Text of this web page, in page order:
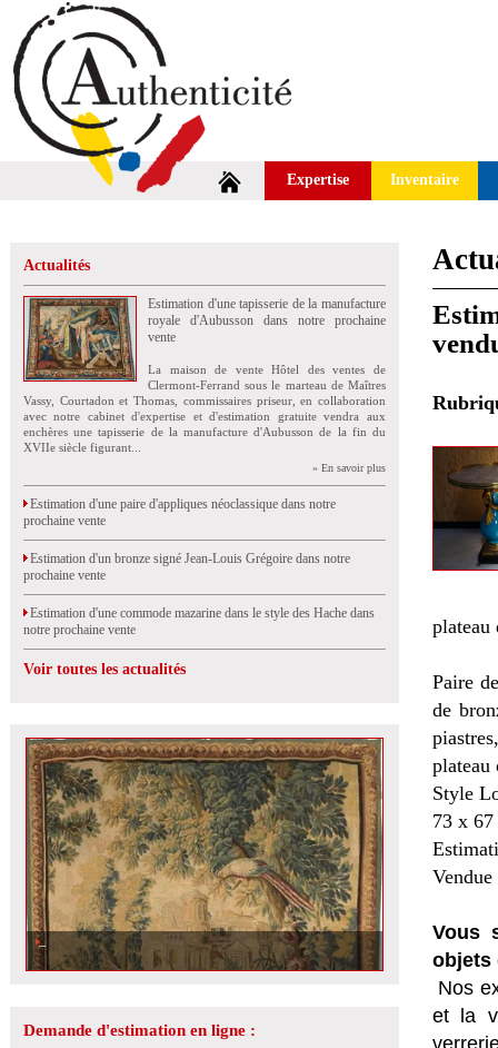
Expertise Inventaire
Actualités
Estimation d'une tapisserie de la manufacture
royale d'Aubusson dans notre prochaine
vente
La maison de vente Hôtel des ventes de
Clermont-Ferrand sous le marteau de Maîtres
Vassy, Courtadon et Thomas, commissaires priseur, en collaboration
avec notre cabinet d'expertise et d'estimation gratuite vendra aux
enchères une tapisserie de la manufacture d'Aubusson de la fin du
XVIIe siècle figurant...
» En savoir plus
Estimation d'une paire d'appliques néoclassique dans notre
prochaine vente
Estimation d'un bronze signé Jean-Louis Grégoire dans notre
prochaine vente
Estimation d'une commode mazarine dans le style des Hache dans
notre prochaine vente
Voir toutes les actualités
Demande d'estimation en ligne :
plateau
Paire
de
plateau
Style
73 x
Vous
objets
Nos
et la